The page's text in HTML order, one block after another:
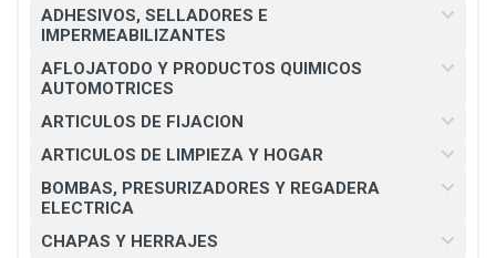
ADHESIVOS, SELLADORES E
IMPERMEABILIZANTES
AFLOJATODO Y PRODUCTOS QUIMICOS
AUTOMOTRICES
ARTICULOS DE FIJACION
ARTICULOS DE LIMPIEZA Y HOGAR
BOMBAS, PRESURIZADORES Y REGADERA
ELECTRICA
CHAPAS Y HERRAJES